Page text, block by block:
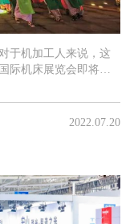
于机加工人来说，这
际机床展览会即将于8
2022.07.20